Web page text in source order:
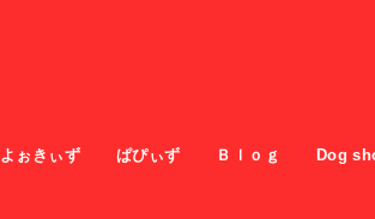
よぉきぃず ぱぴぃず Ｂｌｏｇ Dog